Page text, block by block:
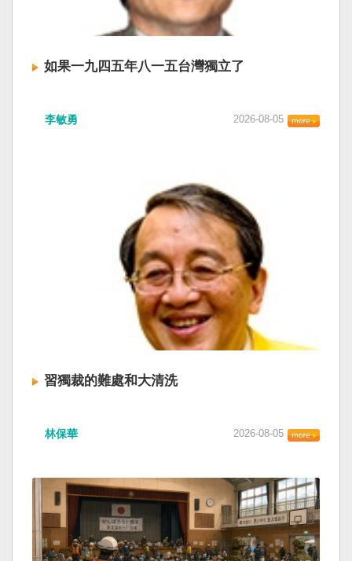
如果一九四五年八一五台灣獨立了
李敏勇 2026-08-05
習獨裁的難處和大清洗
林保華 2026-08-05